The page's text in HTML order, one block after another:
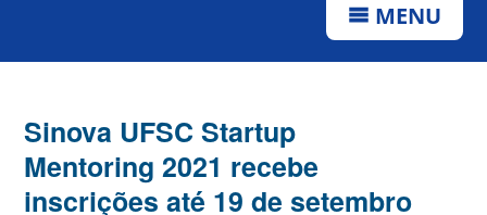
MENU
Sinova UFSC Startup
Mentoring 2021 recebe
inscrições até 19 de setembro